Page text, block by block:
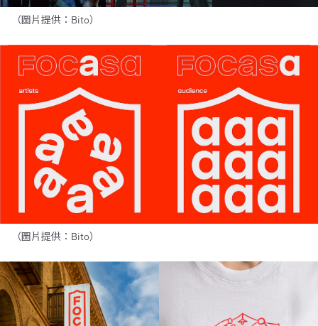
（圖片提供：Bito）
（圖片提供：Bito）